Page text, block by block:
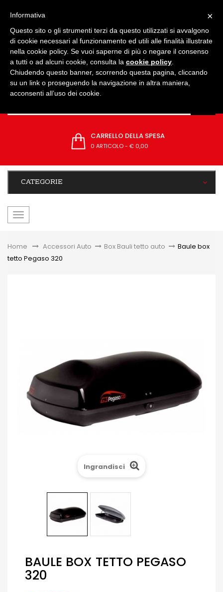
CARRELLO DELLA SPESA
0 ARTICOLO- € 0,00
CATEGORIE
navigazione
Home &gt;Accessori Auto > Box Bauli tetto auto > Baule box
tetto Pegaso 320
Ingrandisci
BAULE BOX TETTO PEGASO
320
×
Informativa
Questo sito o gli strumenti terzi da questo utilizzati si avvalgono
di cookie necessari al funzionamento ed utili alle finalità illustrate
nella cookie policy. Se vuoi saperne di più o negare il consenso
a tutti o ad alcuni cookie, consulta la cookie policy
Chiudendo questo banner, scorrendo questa pagina, cliccando
su un link o proseguendo la navigazione in altra maniera,
acconsenti all’uso dei cookie.